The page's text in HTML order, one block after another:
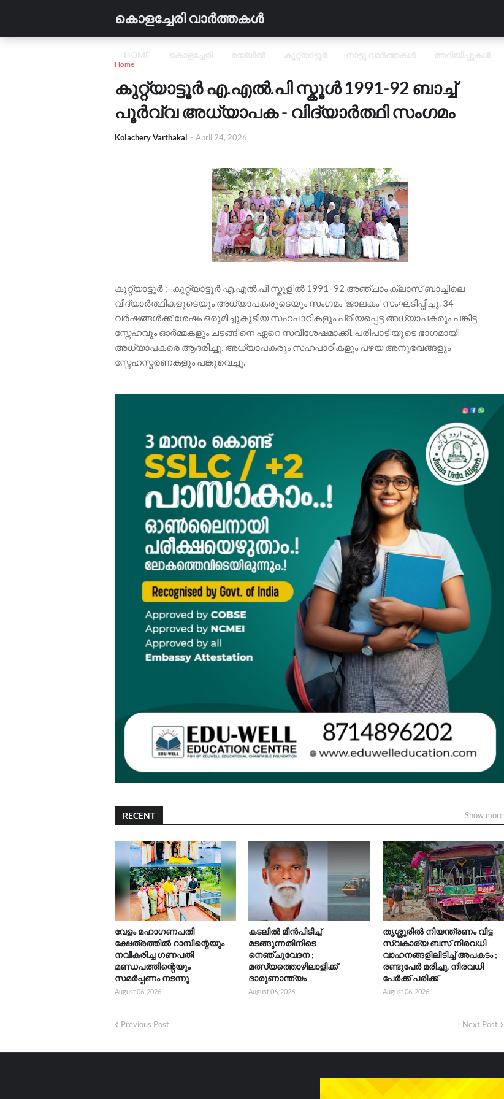
കൊളച്ചേരി വാർത്തകൾ
HOME കൊളച്ചേരി മയ്യിൽ കുറ്റ്യാട്ടൂർ നാട്ടു വാർത്തകൾ അറിയിപ്പുകൾ
വിദ്യാഭ്യാസം വാണിജ്യം COVID
Home
കുറ്റ്യാട്ടൂർ എ.എൽ.പി സ്കൂൾ 1991-92 ബാച്ച്
പൂർവ്വ അധ്യാപക - വിദ്യാർത്ഥി സംഗമം
Kolachery Varthakal - April 24, 2026
കുറ്റ്യാട്ടൂർ :- കുറ്റ്യാട്ടൂർ എ.എൽ.പി സ്കൂളിൽ 1991–92 അഞ്ചാം ക്ലാസ് ബാച്ചിലെ
വിദ്യാർത്ഥികളുടെയും അധ്യാപകരുടെയും സംഗമം 'ജാലകം' സംഘടിപ്പിച്ചു. 34
വർഷങ്ങൾക്ക് ശേഷം ഒരുമിച്ചുകൂടിയ സഹപാഠികളും പ്രിയപ്പെട്ട അധ്യാപകരും പങ്കിട്ട
സ്നേഹവും ഓർമ്മകളും ചടങ്ങിനെ ഏറെ സവിശേഷമാക്കി. പരിപാടിയുടെ ഭാഗമായി
അധ്യാപകരെ ആദരിച്ചു. അധ്യാപകരും സഹപാഠികളും പഴയ അനുഭവങ്ങളും
സ്നേഹസ്മരണകളും പങ്കുവെച്ചു.
RECENT Show more
വേളം മഹാഗണപതി
ക്ഷേത്രത്തിൽ റാമ്പിന്റെയും
നവീകരിച്ച ഗണപതി
മണ്ഡപത്തിന്റെയും
സമർപ്പണം നടന്നു
August 06, 2026
കടലിൽ മീൻപിടിച്ച്
മടങ്ങുന്നതിനിടെ
നെഞ്ചുവേദന ;
മത്സ്യത്തൊഴിലാളിക്ക്
ദാരുണാന്ത്യം
August 06, 2026
തൃശ്ശൂരിൽ നിയന്ത്രണം വിട്ട
സ്വകാര്യ ബസ് നിരവധി
വാഹനങ്ങളിലിടിച്ച് അപകടം ;
രണ്ടുപേർ മരിച്ചു, നിരവധി
പേർക്ക് പരിക്ക്
August 06, 2026
Previous Post Next Post